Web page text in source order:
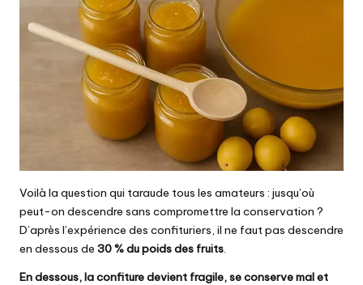
Voilà la question qui taraude tous les amateurs : jusqu’où
peut-on descendre sans compromettre la conservation ?
D’après l’expérience des confituriers, il ne faut pas descendre
en dessous de 30 % du poids des fruits.
En dessous, la confiture devient fragile, se conserve mal et